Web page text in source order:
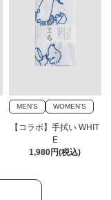
MEN'S WOMEN'S
【コラボ】手拭い WHIT
E
1,980円(税込)